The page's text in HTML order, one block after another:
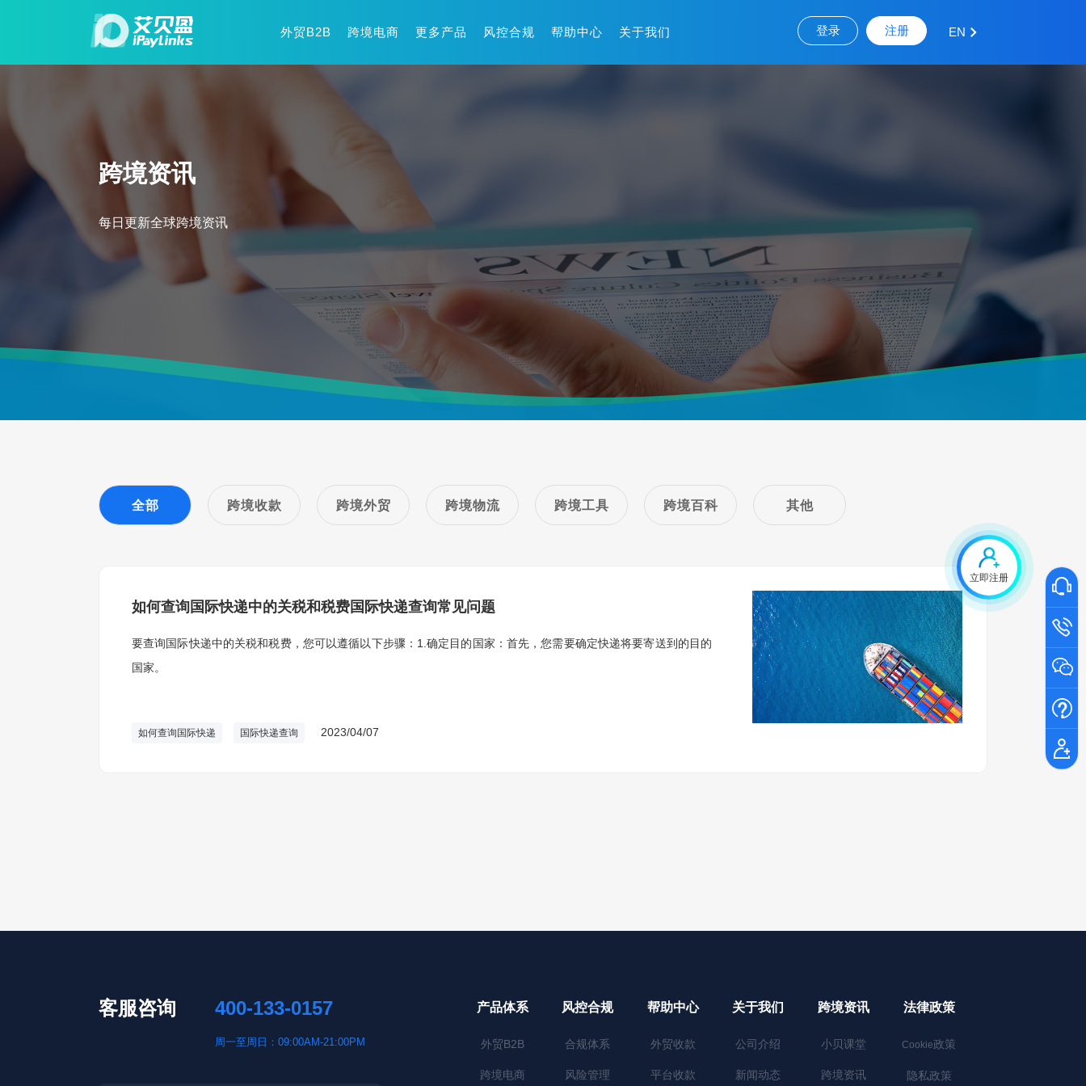
外贸B2B 跨境电商 更多产品 风控合规 帮助中心 关于我们 登录 注册 EN
立即注册
跨境资讯
每日更新全球跨境资讯
全部 跨境收款 跨境外贸 跨境物流 跨境工具 跨境百科 其他
如何查询国际快递中的关税和税费国际快递查询常见问题
要查询国际快递中的关税和税费，您可以遵循以下步骤：1.确定目的国家：首先，您需要确定快递将要寄送到的目的
国家。
如何查询国际快递 国际快递查询 2023/04/07
客服咨询 400-133-0157
周一至周日：09:00AM-21:00PM
产品体系
外贸B2B
跨境电商
风控合规
合规体系
风险管理
帮助中心
外贸收款
平台收款
关于我们
公司介绍
新闻动态
跨境资讯
小贝课堂
跨境资讯
法律政策
Cookie政策
隐私政策